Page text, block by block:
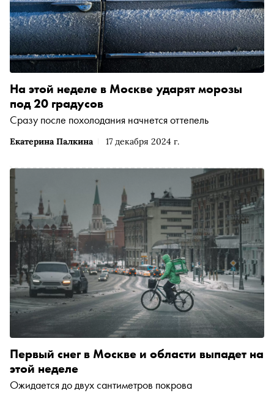
Екатерина Палкина 17 декабря 2024 г.
На этой неделе в Москве ударят морозы
под 20 градусов
Сразу после похолодания начнется оттепель
Первый снег в Москве и области выпадет на
этой неделе
Ожидается до двух сантиметров покрова